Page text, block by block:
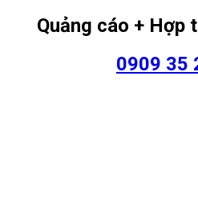
Quảng cáo + Hợp
0909 35